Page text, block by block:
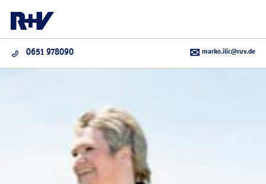
0651 978090 marko.ilic@ruv.de